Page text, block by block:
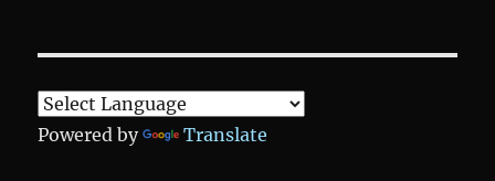
Powered by Translate